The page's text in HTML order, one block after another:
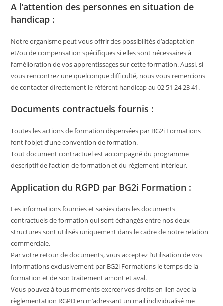
A l’attention des personnes en situation de
handicap :
Notre organisme peut vous offrir des possibilités d’adaptation
et/ou de compensation spécifiques si elles sont nécessaires à
l’amélioration de vos apprentissages sur cette formation. Aussi, si
vous rencontrez une quelconque difficulté, nous vous remercions
de contacter directement le référent handicap au 02 51 24 23 41.
Documents contractuels fournis :
Toutes les actions de formation dispensées par BG2i Formations
font l’objet d’une convention de formation.
Tout document contractuel est accompagné du programme
descriptif de l’action de formation et du règlement intérieur.
Application du RGPD par BG2i Formation :
Les informations fournies et saisies dans les documents
contractuels de formation qui sont échangés entre nos deux
structures sont utilisés uniquement dans le cadre de notre relation
commerciale.
Par votre retour de documents, vous acceptez l’utilisation de vos
informations exclusivement par BG2i Formations le temps de la
formation et de son traitement amont et aval.
Vous pouvez à tous moments exercer vos droits en lien avec la
règlementation RGPD en m’adressant un mail individualisé me